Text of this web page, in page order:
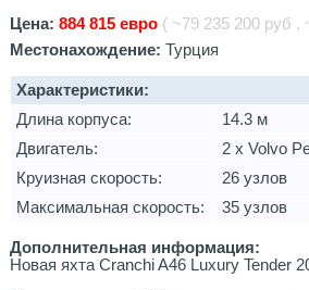
Цена:884 815 евро ( ~79 235 200 руб ,
Местонахождение:Турция
Характеристики:
Длина корпуса:
14.3 м
Двигатель:
2 х Volvo
Круизная скорость:
26 узлов
Максимальная скорость:
35 узлов
Дополнительная информация:
Новая яхта Cranchi A46 Luxury Tender